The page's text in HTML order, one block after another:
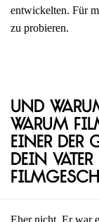
entwickelten. Für
zu probieren.
Und
Warum
einer der
dein